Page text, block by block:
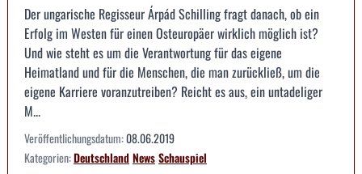
Der ungarische Regisseur Árpád Schilling fragt danach, ob ein
Erfolg im Westen für einen Osteuropäer wirklich möglich ist?
Und wie steht es um die Verantwortung für das eigene
Heimatland und für die Menschen, die man zurückließ, um die
eigene Karriere voranzutreiben? Reicht es aus, ein untadeliger
M...
Veröffentlichungsdatum:08.06.2019
Kategorien:DeutschlandNewsSchauspiel